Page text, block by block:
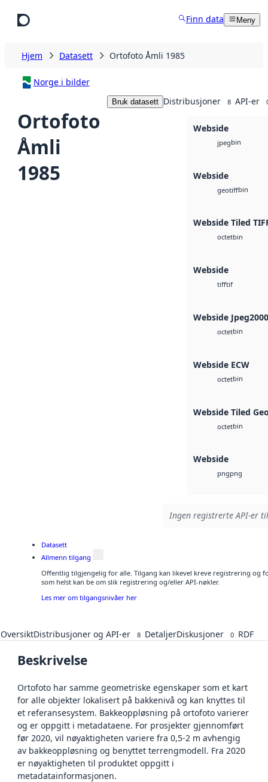
Finn data Meny
Hjem Datasett Ortofoto Åmli 1985
Norge i bilder
Ortofoto
Åmli
1985
Bruk datasett Distribusjoner 8 API-er
Webside
jpegbin
Webside
geotiffbin
Webside Tiled
octetbin
Webside
tifftif
Webside Jpeg2000
octetbin
Webside ECW
octetbin
Webside Tiled
octetbin
Webside
pngpng
Ingen registrerte API-er
Datasett
Allmenn tilgang
Offentlig tilgjengelig for alle. Tilgang kan likevel kreve registrering og
som helst kan be om slik registrering og/eller API-nøkler.
Les mer om tilgangsnivåer her
OversiktDistribusjoner og API-er 8 DetaljerDiskusjoner 0 RDF
Beskrivelse
Ortofoto har samme geometriske egenskaper som et kart
for alle objekter lokalisert på bakkenivå og kan knyttes til
et referansesystem. Bakkeoppløsning på ortofoto varierer
og er oppgitt i metadataene. For prosjekter gjennomført
før 2020, vil nøyaktigheten variere fra 0,5-2 m avhengig
av bakkeoppløsning og benyttet terrengmodell. Fra 2020
er nøyaktigheten til produktet oppgitt i
metadatainformasjonen.